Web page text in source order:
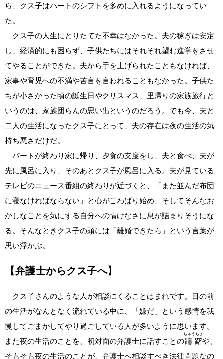
ら、クス子はパートのシフトを多めに入れるようになってい
た。
クス子の人生にとりたてた不幸はなかった。夫の稼ぎは安定
し、経済的にも困らず、子供たちにはそれぞれ望む進学をさせ
てやることができた。夫から手を上げられたこともなければ、
家事や育児への不満や苦言を言われることもなかった。子供た
ちが小さかった頃の誕生日やクリスマス、里帰りの家族旅行と
いうのは、家族団らんの思い出というのだろう。でも今、夫と
二人の生活になったクス子にとって、夫の存在は夜の生活の気
持ち悪さだけだ。
パートが終わり家に帰り、夕食の支度をし、夫と食べ、夫が
先に風呂に入り、そのあとクス子が風呂に入る。夫が見ている
テレビのニュース番組の終わりが近づくと、「また並んだ布団
に寝なければならない」と心がこわばり始め、そしてそんなお
かしなことを気にする自分への情けなさに息が詰まりそうにな
る。そんなときクス子の頭には「離婚できたら」という言葉が
思い浮かぶ。
【弁護士からクス子へ】
クス子さんのような人が相談にくることはまれです。目の前
の生活がなんとなく流れている中に、「嫌だ」という感情を我
慢してごまかしてやり過ごしている人が多いように思います。
また夜の生活のことを、初対面の弁護士に話すことの躊躇
ちゅうちょ
や、
そもそも夜の生活のことが、弁護士へ相談すべき法律問題なの